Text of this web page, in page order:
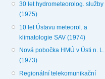
30 let hydrometeorolog. služby
(1975)
10 let Ústavu meteorol. a
klimatologie SAV (1974)
Nová pobočka HMÚ v Ústi n. L.
(1973)
Regionální telekomunikační